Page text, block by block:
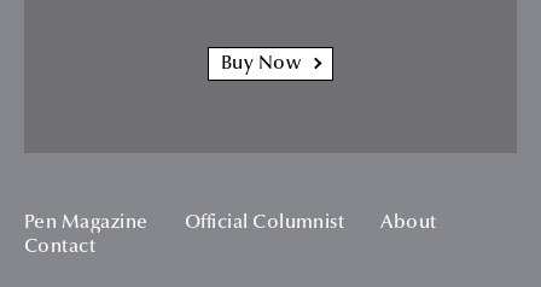
Buy Now
Pen Magazine Official Columnist
About
Contact